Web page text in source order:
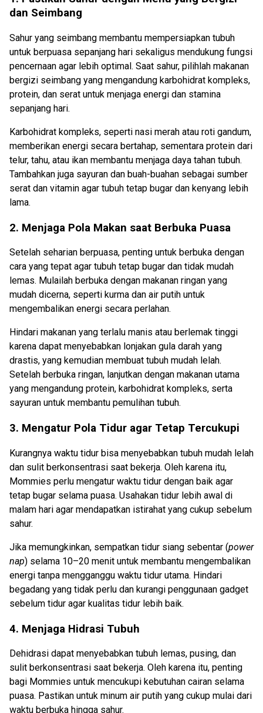
dan Seimbang
Sahur yang seimbang membantu mempersiapkan tubuh
untuk berpuasa sepanjang hari sekaligus mendukung fungsi
pencernaan agar lebih optimal. Saat sahur, pilihlah makanan
bergizi seimbang yang mengandung karbohidrat kompleks,
protein, dan serat untuk menjaga energi dan stamina
sepanjang hari.
Karbohidrat kompleks, seperti nasi merah atau roti gandum,
memberikan energi secara bertahap, sementara protein dari
telur, tahu, atau ikan membantu menjaga daya tahan tubuh.
Tambahkan juga sayuran dan buah-buahan sebagai sumber
serat dan vitamin agar tubuh tetap bugar dan kenyang lebih
lama.
2. Menjaga Pola Makan saat Berbuka Puasa
Setelah seharian berpuasa, penting untuk berbuka dengan
cara yang tepat agar tubuh tetap bugar dan tidak mudah
lemas. Mulailah berbuka dengan makanan ringan yang
mudah dicerna, seperti kurma dan air putih untuk
mengembalikan energi secara perlahan.
Hindari makanan yang terlalu manis atau berlemak tinggi
karena dapat menyebabkan lonjakan gula darah yang
drastis, yang kemudian membuat tubuh mudah lelah.
Setelah berbuka ringan, lanjutkan dengan makanan utama
yang mengandung protein, karbohidrat kompleks, serta
sayuran untuk membantu pemulihan tubuh.
3. Mengatur Pola Tidur agar Tetap Tercukupi
Kurangnya waktu tidur bisa menyebabkan tubuh mudah lelah
dan sulit berkonsentrasi saat bekerja. Oleh karena itu,
Mommies perlu mengatur waktu tidur dengan baik agar
tetap bugar selama puasa. Usahakan tidur lebih awal di
malam hari agar mendapatkan istirahat yang cukup sebelum
sahur.
Jika memungkinkan, sempatkan tidur siang sebentar (power
nap) selama 10–20 menit untuk membantu mengembalikan
energi tanpa mengganggu waktu tidur utama. Hindari
begadang yang tidak perlu dan kurangi penggunaan gadget
sebelum tidur agar kualitas tidur lebih baik.
4. Menjaga Hidrasi Tubuh
Dehidrasi dapat menyebabkan tubuh lemas, pusing, dan
sulit berkonsentrasi saat bekerja. Oleh karena itu, penting
bagi Mommies untuk mencukupi kebutuhan cairan selama
puasa. Pastikan untuk minum air putih yang cukup mulai dari
waktu berbuka hingga sahur.